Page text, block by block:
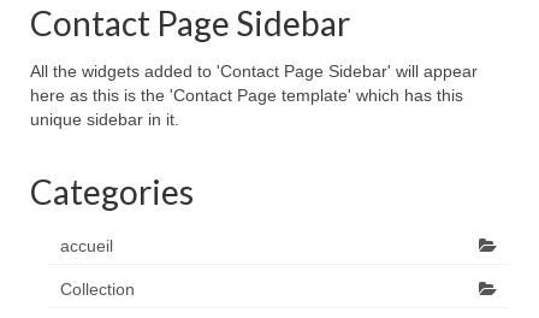
Contact Page Sidebar
All the widgets added to 'Contact Page Sidebar' will appear
here as this is the 'Contact Page template' which has this
unique sidebar in it.
Categories
accueil
Collection